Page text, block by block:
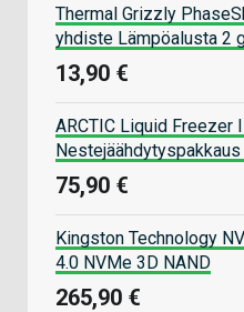
Thermal Grizzly
yhdiste Lämpöalusta 2
13,90 €
ARCTIC Liquid Freezer
75,90 €
Kingston Technology
4.0 NVMe 3D NAND
265,90 €